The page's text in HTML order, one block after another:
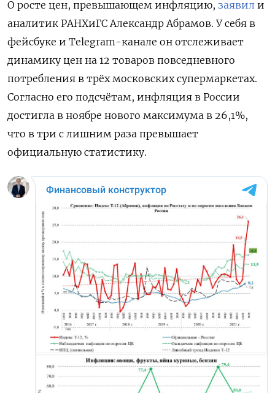
О росте цен, превышающем инфляцию, заявил и
аналитик РАНХиГС Александр Абрамов. У себя в
фейсбуке и Telegram-канале он отслеживает
динамику цен на 12 товаров повседневного
потребления в трёх московских супермаркетах.
Согласно его подсчётам, инфляция в России
достигла в ноябре нового максимума в 26,1%,
что в три с лишним раза превышает
официальную статистику.